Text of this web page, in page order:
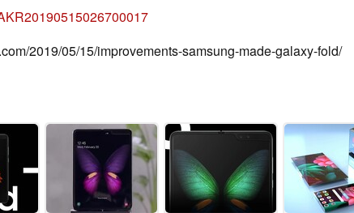
2019/05/15/improvements-samsung-made-galaxy-fold/